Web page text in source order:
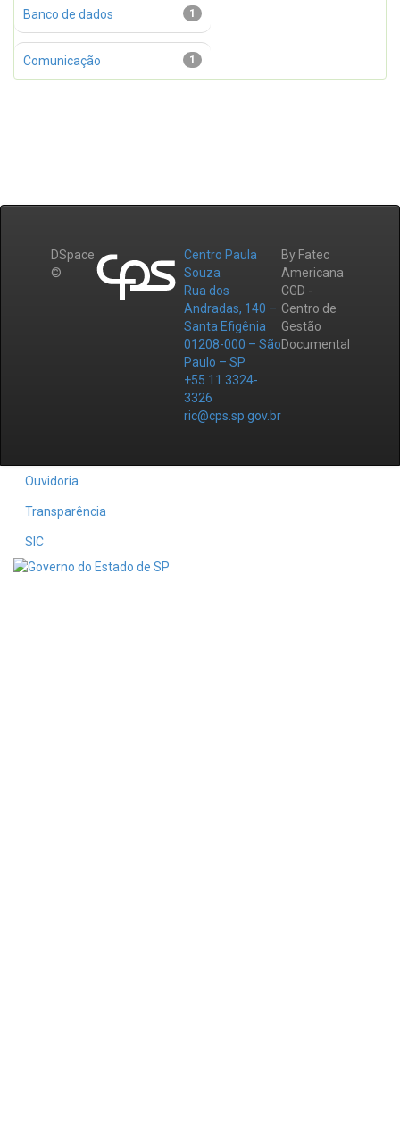
1
Banco de dados
1
Comunicação
DSpace
©
Centro Paula
Souza
Rua dos
Andradas, 140 –
Santa Efigênia
01208-000 – São
Paulo – SP
+55 11 3324-
3326
ric@cps.sp.gov.br
By Fatec
Americana
CGD -
Centro de
Gestão
Documental
Ouvidoria
Transparência
SIC